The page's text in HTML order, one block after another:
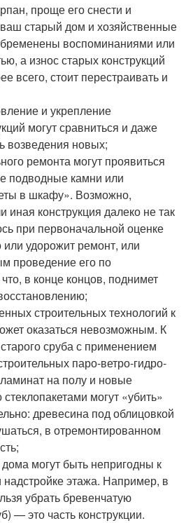
проще его снести и
старый дом и хозяйственные
воспоминаниями или
а износ старых конструкций
всего, стоит перестраивать и
и укрепление
могут сравниться и даже
возведения новых;
ремонта могут проявиться
подводные камни или
в шкафу». Возможно,
иная конструкция далеко не так
при первоначальной оценке
удорожит ремонт, или
проведение его по
в конце концов, поднимет
строительных технологий к
оказаться невозможным. К
сруба с применением
паро-ветро-гидро-
на полу и новые
могут «убить»
древесина под облицовкой
в отремонтированном
дома могут быть непригодны к
этажа. Например, в
убрать бревенчатую
— это часть конструкции.